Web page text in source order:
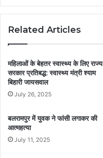
Related Articles
महिलाओं के बेहतर स्वास्थ्य के लिए राज्य
सरकार प्रतिबद्ध: स्वास्थ्य मंत्री श्याम
बिहारी जायसवाल
July 26, 2025
बलरामपुर में युवक ने फांसी लगाकर की
आत्महत्या
July 11, 2025